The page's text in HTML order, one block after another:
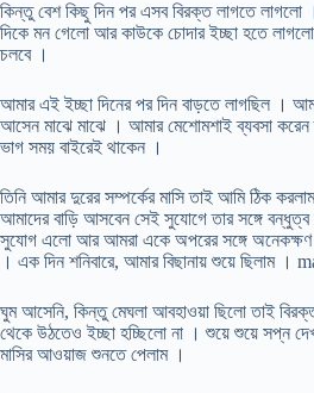
কিন্তু বেশ কিছু দিন পর এসব বিরক্ত লাগতে লাগলো
দিকে মন গেলো আর কাউকে চোদার ইচ্ছা হতে
চলবে ।
আমার এই ইচ্ছা দিনের পর দিন বাড়তে লাগছিল ।
আসেন মাঝে মাঝে । আমার মেশোমশাই ব্যবসা করেন
ভাগ সময় বাইরেই থাকেন ।
তিনি আমার দুরের সম্পর্কের মাসি তাই আমি ঠিক
আমাদের বাড়ি আসবেন সেই সুযোগে তার সঙ্গে
সুযোগ এলো আর আমরা একে অপরের সঙ্গে অনেকক্ষণ
। এক দিন শনিবারে, আমার বিছানায় শুয়ে ছিলাম ।
ঘুম আসেনি, কিন্তু মেঘলা আবহাওয়া ছিলো তাই
থেকে উঠতেও ইচ্ছা হচ্ছিলো না । শুয়ে শুয়ে সপ্ন
মাসির আওয়াজ শুনতে পেলাম ।